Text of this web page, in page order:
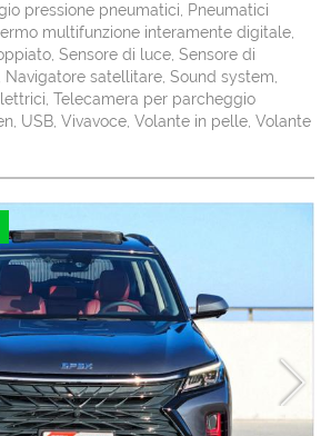
pressione pneumatici, Pneumatici
multifunzione interamente digitale,
Sensore di luce, Sensore di
Navigatore satellitare, Sound system,
Telecamera per parcheggio
USB, Vivavoce, Volante in pelle, Volante